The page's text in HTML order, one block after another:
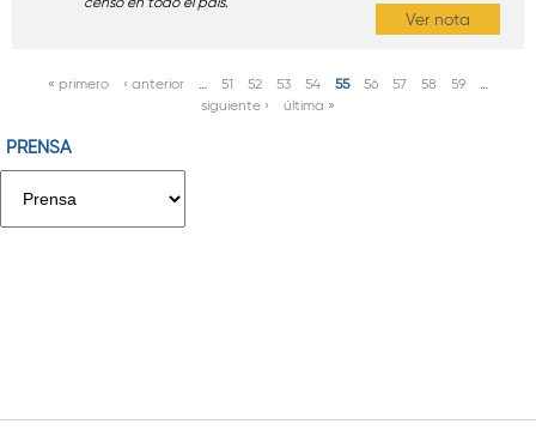
Ver nota
g
a
« primero ‹ anterior … 51 52 53 54 55 56 57 58 59
…
siguiente ›
última »
PRENSA